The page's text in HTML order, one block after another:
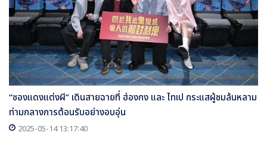
“ซองแดงแต่งผี” เดินสายฉายที่ ฮ่องกง และ ไทเป กระแสผู้ชมล้นหลาม
ท่ามกลางการต้อนรับอย่างอบอุ่น
2025-05-14 13:17:40